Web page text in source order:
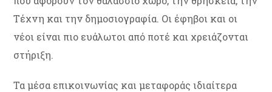
Τέχνη και την δημοσιογραφία. Οι έφηβοι και οι
νέοι είναι πιο ευάλωτοι από ποτέ και χρειάζονται
στήριξη.
Τα μέσα επικοινωνίας και μεταφοράς ιδιαίτερα